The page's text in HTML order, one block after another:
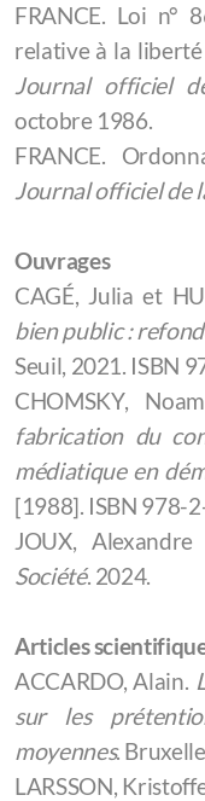
FRANCE. Loi n°
relative à la
Journal officiel
octobre 1986.
FRANCE.
Journal officiel de
Ouvrages
CAGÉ, Julia et
bien public :
Seuil, 2021. ISBN
CHOMSKY,
fabrication du
médiatique en
[1988]. ISBN 978-
JOUX,
Société. 2024.
Articles
ACCARDO, Alain.
sur les
moyennes.
LARSSON,